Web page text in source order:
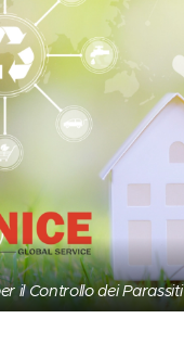
il Controllo dei Parassiti